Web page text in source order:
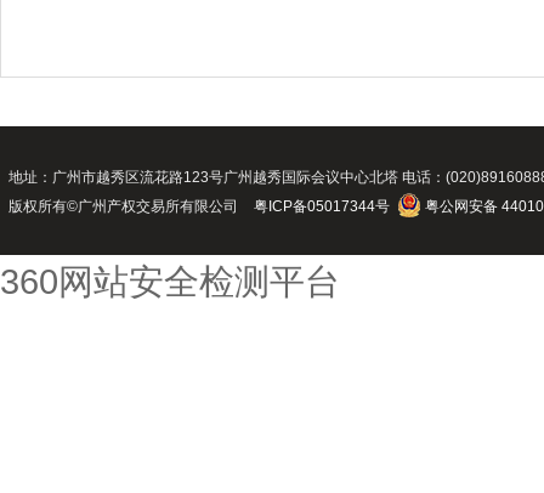
地址：广州市越秀区流花路123号广州越秀国际会议中心北塔 电话：
版权所有©广州产权交易所有限公司
粤ICP备05017344号 粤公网安备
360网站安全检测平台